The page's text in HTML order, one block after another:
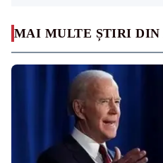
MAI MULTE ȘTIRI DIN